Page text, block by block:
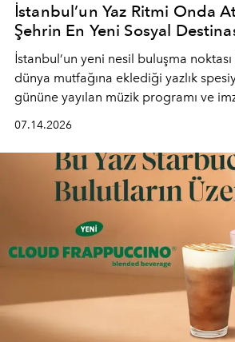
İstanbul’un Yaz Ritmi Onda
Şehrin En Yeni Sosyal
İstanbul’un yeni nesil buluşma noktası
dünya mutfağına eklediği yazlık
gününe yayılan müzik programı ve
lüks" anlayışıyla buluşturan mekan;
müziği ve açık havadaki özel puro
altında sunuyor.
07.14.2026